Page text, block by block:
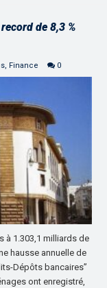
de 8,3 %
, Finance 0
à 1.303,1 milliards de
hausse annuelle de
Dépôts bancaires”
ont enregistré,